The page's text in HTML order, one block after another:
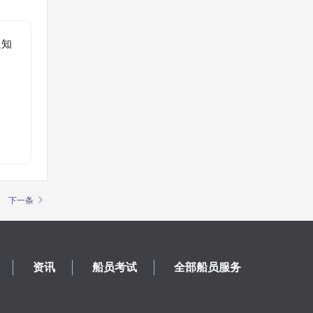
下一条
资讯 船员考试 全部船员服务